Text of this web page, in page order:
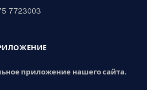
7723003
приложение нашего сайта.